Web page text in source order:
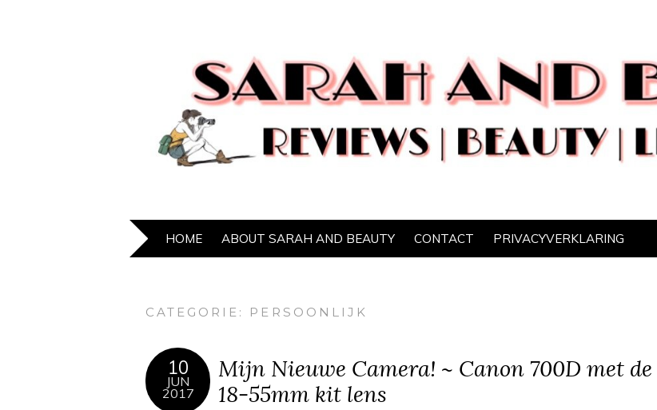
HOME ABOUT SARAH AND BEAUTY CONTACT PRIVACYVERKLARING
CATEGORIE: PERSOONLIJK
10
JUN
2017
Mijn Nieuwe Camera! ~ Canon 700D met de
18-55mm kit lens